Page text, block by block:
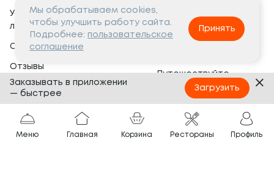
Условия программы
лояльности
Сертификаты
Отзывы
Банкеты
Вопросы и ответы
Вакансии
Социальная жизнь
Путешествуйте
с ТОКИО-CITY
Партнёрам
Франшиза
Меню Главная Корзина Рестораны Профиль
Мы обрабатываем cookies,
чтобы улучшить работу сайта.
Подробнее: пользовательское
соглашение
Принять
Заказывать в приложении
— быстрее
Загрузить